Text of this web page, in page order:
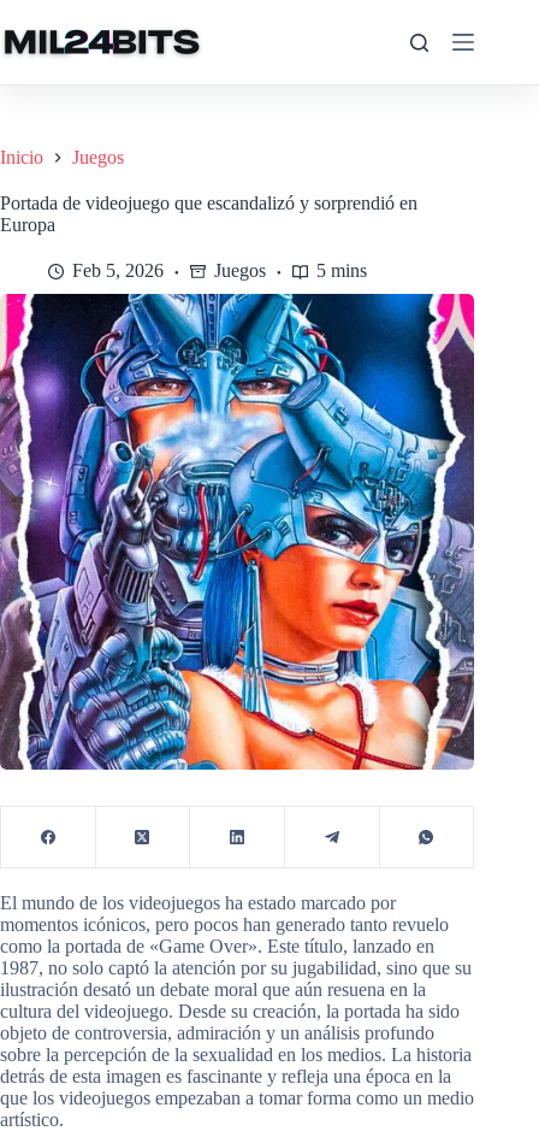
al
contenido
Inicio Juegos
Portada de videojuego que escandalizó y sorprendió en
Europa
Feb 5, 2026 Juegos 5 mins
El mundo de los videojuegos ha estado marcado por
momentos icónicos, pero pocos han generado tanto revuelo
como la portada de «Game Over». Este título, lanzado en
1987, no solo captó la atención por su jugabilidad, sino que su
ilustración desató un debate moral que aún resuena en la
cultura del videojuego. Desde su creación, la portada ha sido
objeto de controversia, admiración y un análisis profundo
sobre la percepción de la sexualidad en los medios. La historia
detrás de esta imagen es fascinante y refleja una época en la
que los videojuegos empezaban a tomar forma como un medio
artístico.